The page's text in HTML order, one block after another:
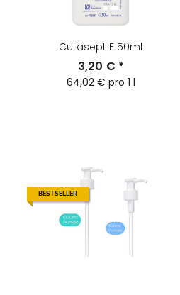
Cutasept F 50ml
3,20 € *
64,02 € pro 1 l
BESTSELLER